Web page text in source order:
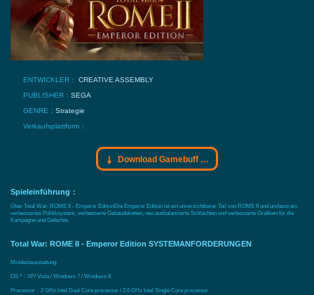
ENTWICKLER： CREATIVE ASSEMBLY
PUBLISHER： SEGA
GENRE： Strategie
Verkaufsplattform：
Download Gamebuff Trainer
Spieleinführung：
Über Total War: ROME II - Emperor EditionDie Emperor Edition ist ein unverzichtbarer Teil von ROME II und umfasst ein
verbessertes Politiksystem, verbesserte Gebäudeketten, neu ausbalancierte Schlachten und verbesserte Grafiken für die
Kampagne und Gefechte.
Total War: ROME II - Emperor Edition SYSTEMANFORDERUNGEN
Mindestausstattung:
OS *：XP/ Vista / Windows 7 / Windows 8
Processor：2 GHz Intel Dual Core processor / 2.6 GHz Intel Single Core processor